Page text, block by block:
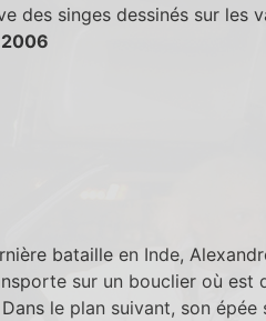
des singes dessinés sur les
bataille en Inde,
sur un bouclier où est
le plan suivant, son épée